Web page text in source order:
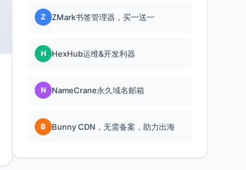
Z ZMark书签管理器，买一送一
H HexHub运维&开发利器
N NameCrane永久域名邮箱
B Bunny CDN，无需备案，助力出海